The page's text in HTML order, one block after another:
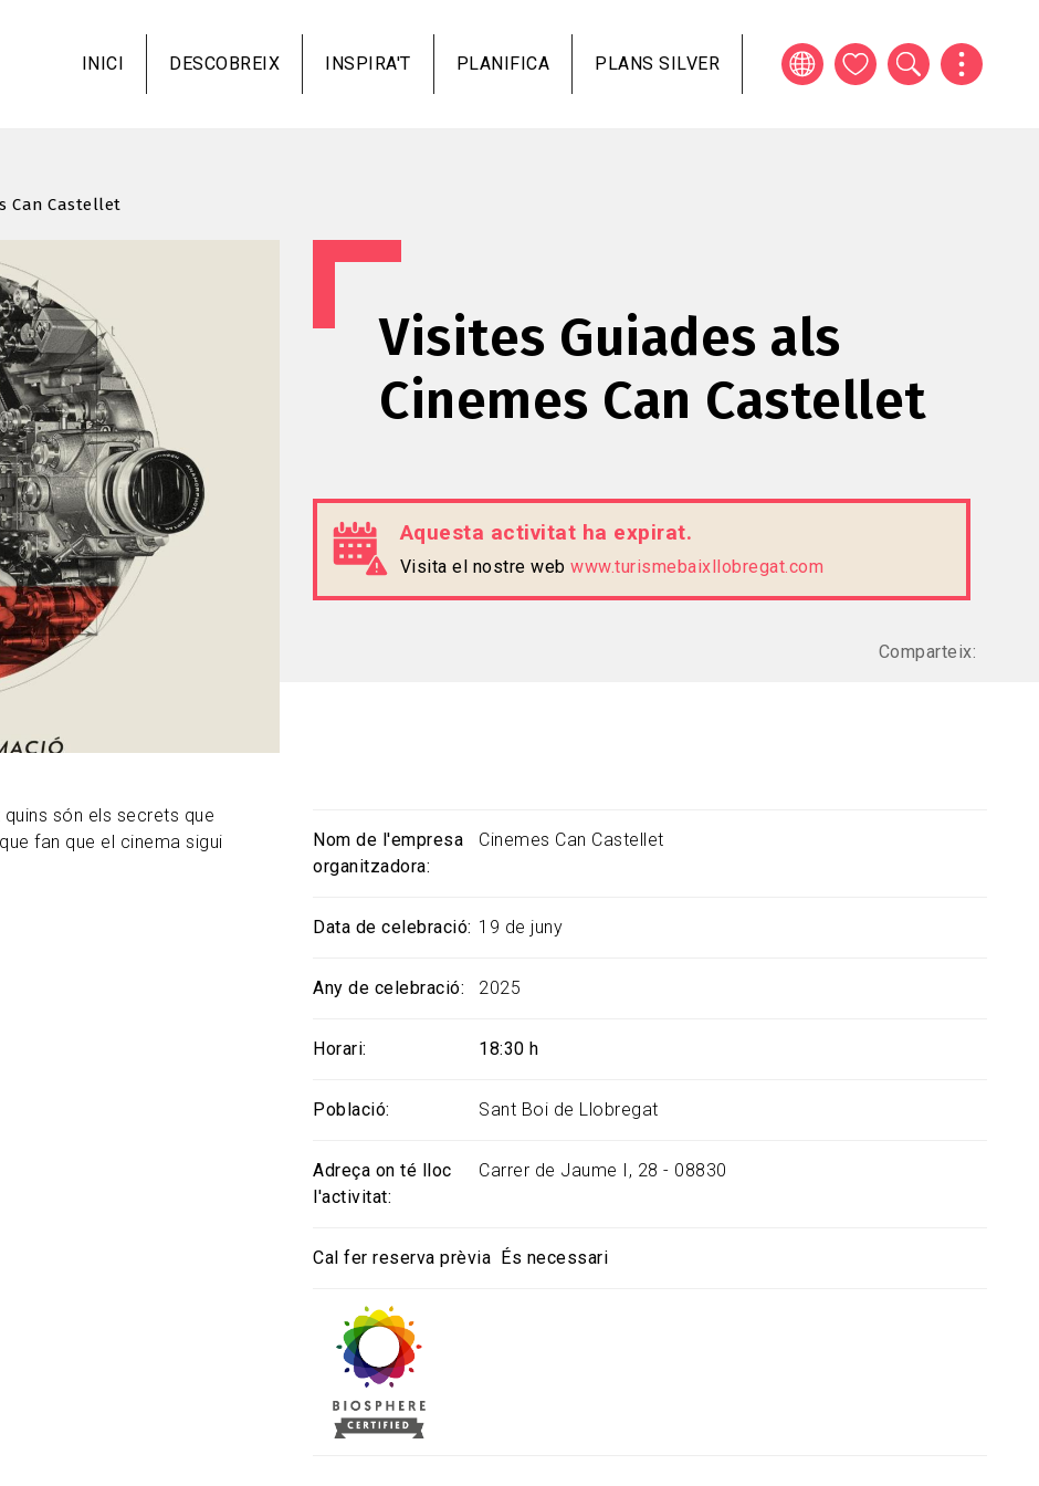
al
contingut
INICI DESCOBREIX INSPIRA'T PLANIFICA PLANS SILVER
Can Castellet
Visites Guiades als
Cinemes Can Castellet
Aquesta activitat ha expirat.
Visita el nostre web www.turismebaixllobregat.com
Comparteix:
són els secrets que
fan que el cinema sigui
Nom de l'empresa
organitzadora
Cinemes Can Castellet
Data de celebració 19 de juny
Any de celebració 2025
Horari 18:30 h
Població Sant Boi de Llobregat
Adreça on té lloc
l'activitat
Carrer de Jaume I, 28 - 08830
Cal fer reserva prèvia És necessari